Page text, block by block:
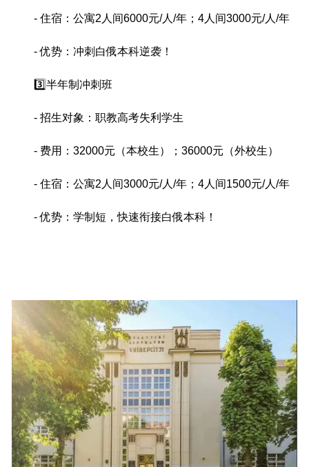
- 住宿：公寓2人间6000元/人/年；4人间3000元/人/年
- 优势：冲刺白俄本科逆袭！
3️⃣半年制冲刺班
- 招生对象：职教高考失利学生
- 费用：32000元（本校生）；36000元（外校生）
- 住宿：公寓2人间3000元/人/年；4人间1500元/人/年
- 优势：学制短，快速衔接白俄本科！